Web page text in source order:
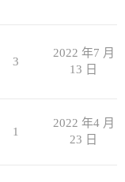
3
2022 年7 月
13 日
1
2022 年4 月
23 日